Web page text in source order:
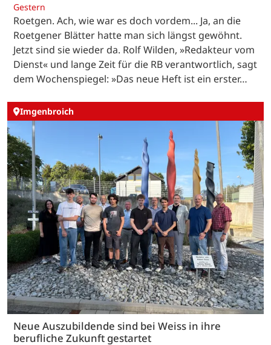
Gestern
Roetgen. Ach, wie war es doch vordem... Ja, an die
Roetgener Blätter hatte man sich längst gewöhnt.
Jetzt sind sie wieder da. Rolf Wilden, »Redakteur vom
Dienst« und lange Zeit für die RB verantwortlich, sagt
dem Wochenspiegel: »Das neue Heft ist ein erster…
Imgenbroich
Neue Auszubildende sind bei Weiss in ihre
berufliche Zukunft gestartet